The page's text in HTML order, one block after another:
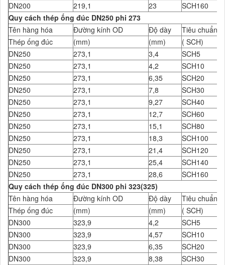
DN200
219,1 23
SCH160
Quy cách thép ống đúc DN250 phi 273
Tên hàng hóa
Đường kính OD Độ dày
Tiêu chuẩn
Thép ống đúc
(mm) (mm)
( SCH)
DN250
273,1 3,4
SCH5
DN250
273,1 4,2
SCH10
DN250
273,1 6,35
SCH20
DN250
273,1 7,8
SCH30
DN250
273,1 9,27
SCH40
DN250
273,1 12,7
SCH60
DN250
273,1 15,1
SCH80
DN250
273,1 18,3
SCH100
DN250
273,1 21,4
SCH120
DN250
273,1 25,4
SCH140
DN250
273,1 28,6
SCH160
Quy cách thép ống đúc DN300 phi 323(325)
Tên hàng hóa
Đường kính OD Độ dày
Tiêu chuẩn
Thép ống đúc
(mm) (mm)
( SCH)
DN300
323,9 4,2
SCH5
DN300
323,9 4,57
SCH10
DN300
323,9 6,35
SCH20
DN300
323,9 8,38
SCH30